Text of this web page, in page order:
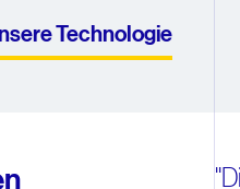
Technologie